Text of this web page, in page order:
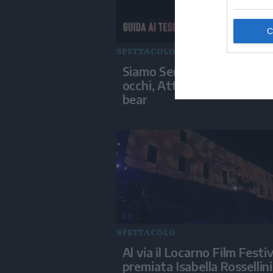
SPETTACOLO
Siamo Serie: L'estate nei
occhi, Attitudini: nessuna,
bear
SPETTACOLO
Al via il Locarno Film
premiata Isabella